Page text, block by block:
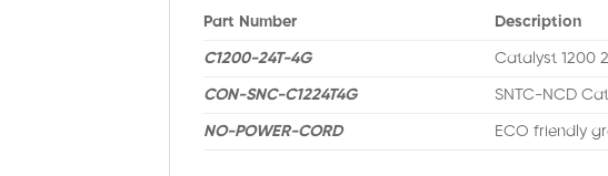
Part Number Description
C1200-24T-4G Catalyst 1200
CON-SNC-C1224T4G SNTC-NCD
NO-POWER-CORD ECO friendly